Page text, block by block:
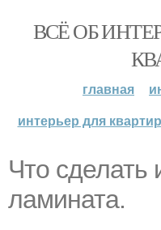
ВСЁ ОБ
главная
интерьер для
Что сделать
ламината.